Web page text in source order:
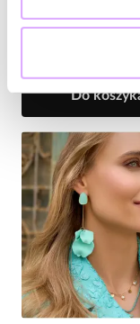
Kolczyki miętowe
Do